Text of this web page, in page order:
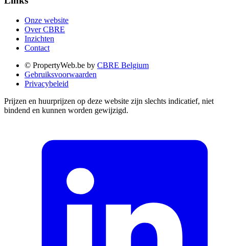
Onze website
Over CBRE
Inzichten
Contact
© PropertyWeb.be by CBRE Belgium
Gebruiksvoorwaarden
Privacybeleid
Prijzen en huurprijzen op deze website zijn slechts indicatief, niet
bindend en kunnen worden gewijzigd.